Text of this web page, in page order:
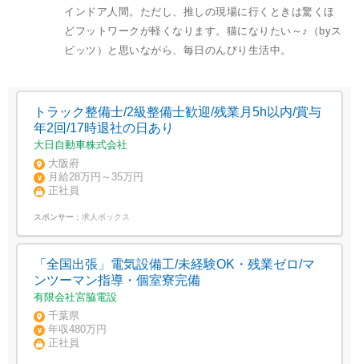
インドア人間。ただし、推しの現場に行くときは驚くほ
どフットワークが軽くなります。猫になりたい～♪（byス
ピッツ）と思いながら、毎日のんびり生活中。
トラック整備士/2級整備士歓迎/残業月5h以内/賞与
年2回/17時退社の日あり
大日自動車株式会社
大阪府
月給28万円～35万円
正社員
スポンサー： 求人ボックス
「全国出張」電気設備工/未経験OK・残業ゼロ/マ
ンツーマン指導・個室寮完備
有限会社宮脇電設
千葉県
年収480万円
正社員